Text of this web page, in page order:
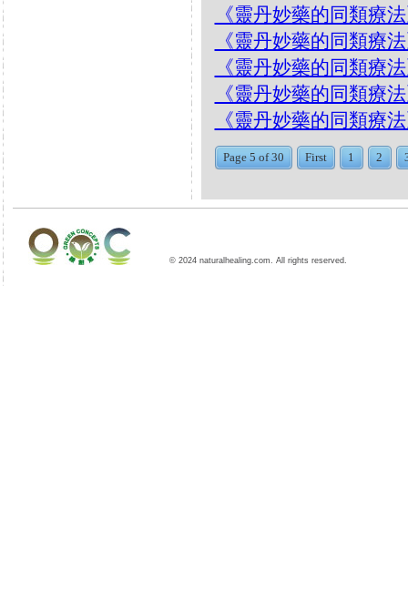
《靈丹妙藥的同類療
《靈丹妙藥的同類療
《靈丹妙藥的同類療
《靈丹妙藥的同類療
《靈丹妙藥的同類療
Page 5 of 30 First 1 2
© 2024 naturalhealing.com. All rights reserved.